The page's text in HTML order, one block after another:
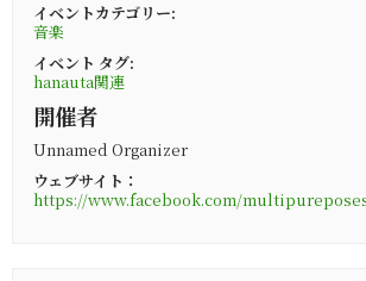
イベントカテゴリー:
音楽
イベント タグ:
hanauta関連
開催者
Unnamed Organizer
ウェブサイト：
https://www.facebook.com/